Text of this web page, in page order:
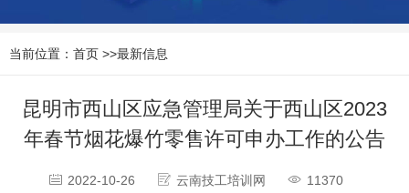
当前位置： 首页 >>最新信息
昆明市西山区应急管理局关于西山区2023
年春节烟花爆竹零售许可申办工作的公告
2022-10-26 云南技工培训网 11370